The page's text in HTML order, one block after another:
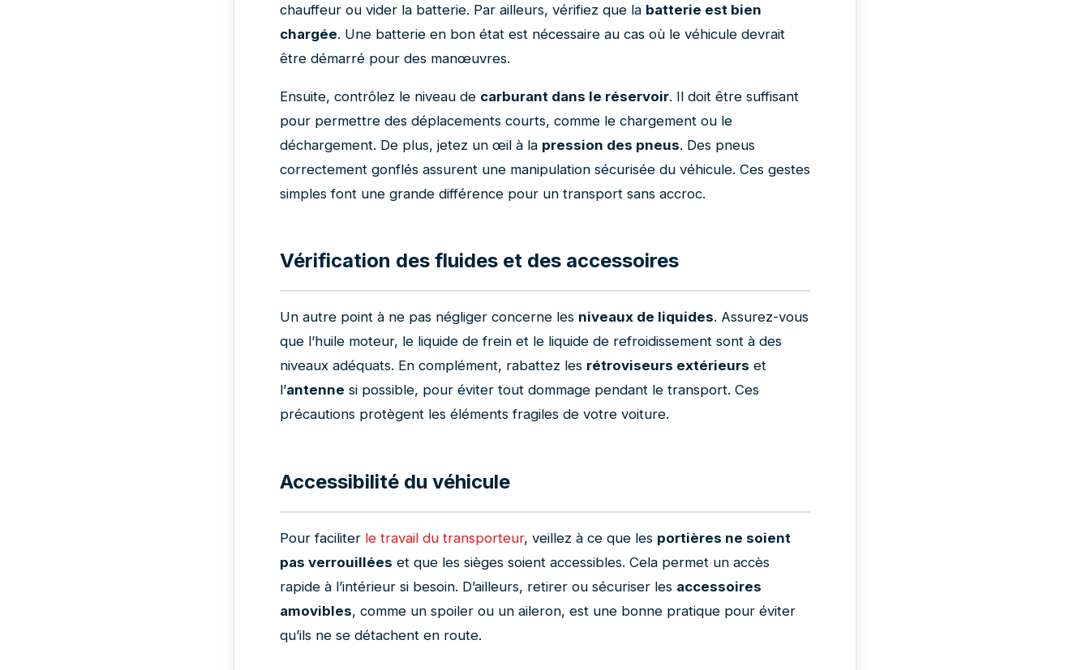
chauffeur ou vider la batterie. Par ailleurs, vérifiez que la batterie est bien
chargée. Une batterie en bon état est nécessaire au cas où le véhicule devrait
être démarré pour des manœuvres.
Ensuite, contrôlez le niveau de carburant dans le réservoir. Il doit être suffisant
pour permettre des déplacements courts, comme le chargement ou le
déchargement. De plus, jetez un œil à la pression des pneus. Des pneus
correctement gonflés assurent une manipulation sécurisée du véhicule. Ces gestes
simples font une grande différence pour un transport sans accroc.
Vérification des fluides et des accessoires
Un autre point à ne pas négliger concerne les niveaux de liquides. Assurez-vous
que l’huile moteur, le liquide de frein et le liquide de refroidissement sont à des
niveaux adéquats. En complément, rabattez les rétroviseurs extérieurs et
l’antenne si possible, pour éviter tout dommage pendant le transport. Ces
précautions protègent les éléments fragiles de votre voiture.
Accessibilité du véhicule
Pour faciliter le travail du transporteur, veillez à ce que les portières ne soient
pas verrouillées et que les sièges soient accessibles. Cela permet un accès
rapide à l’intérieur si besoin. D’ailleurs, retirer ou sécuriser les accessoires
amovibles, comme un spoiler ou un aileron, est une bonne pratique pour éviter
qu’ils ne se détachent en route.